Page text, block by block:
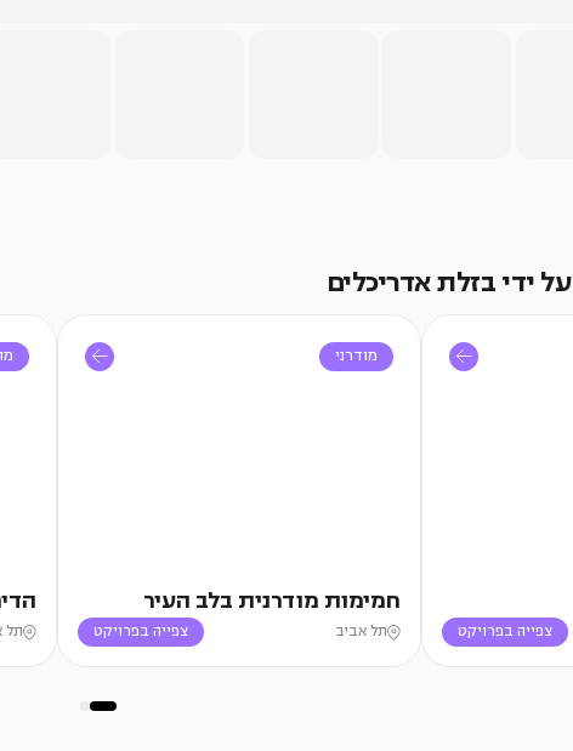
ידי בזלת אדריכלים
צפייה בפרויקט
מודרני
חמימות מודרנית בלב העיר
תל אביב צפייה בפרויקט תל